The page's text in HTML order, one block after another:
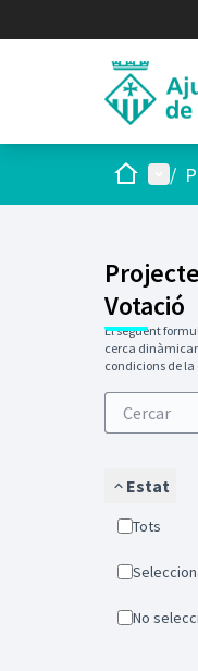
Inici /
Votació
El següent
cerca
condicions de la
Estat
Tots
No